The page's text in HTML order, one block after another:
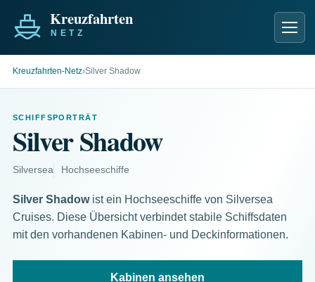
Kreuzfahrten-Netz›Silver Shadow
SCHIFFSPORTRÄT
Silver Shadow
Silversea Hochseeschiffe
Silver Shadowist ein Hochseeschiffe von Silversea
Cruises. Diese Übersicht verbindet stabile Schiffsdaten
mit den vorhandenen Kabinen- und Deckinformationen.
Kabinen ansehen